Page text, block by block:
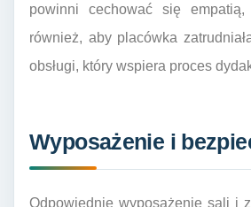
powinni cechować się
również, aby placówka
obsługi, który wspiera proces
Wyposażenie i
Odpowiednie wyposażenie sali i